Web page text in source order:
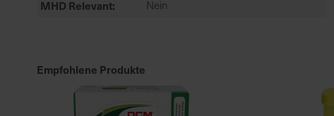
MHD Relevant Nein
Empfohlene Produkte